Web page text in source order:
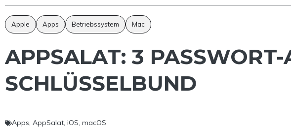
Apple Apps Betriebssystem Mac
APPSALAT: 3
SCHLÜSSELBUND
Apps, AppSalat, iOS, macOS